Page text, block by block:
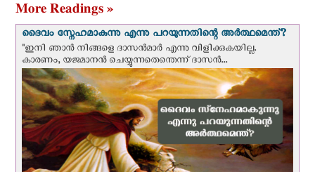
More Readings »
ദൈവം സ്നേഹമാകുന്നു എന്നു പറയുന്നതിന്റെ അർത്ഥമെന്ത്?
"ഇനി ഞാന്‍ നിങ്ങളെ ദാസന്‍മാര്‍ എന്നു വിളിക്കുകയില്ല.
കാരണം, യജമാനന്‍ ചെയ്യുന്നതെന്തെന്ന് ദാസന്‍...